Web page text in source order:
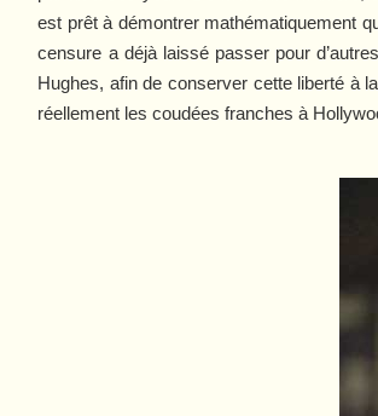
est prêt à démontrer mathématiquement
censure a déjà laissé passer pour
Hughes, afin de conserver cette liberté à
réellement les coudées franches à